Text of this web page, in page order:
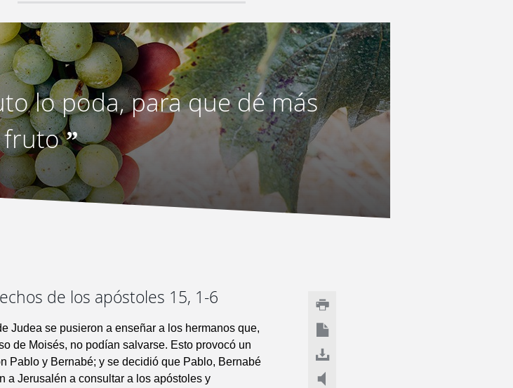
lo poda, para que dé más
fruto”
de los apóstoles 15, 1-6
Judea se pusieron a enseñar a los hermanos que,
de Moisés, no podían salvarse. Esto provocó un
Pablo y Bernabé; y se decidió que Pablo, Bernabé
a Jerusalén a consultar a los apóstoles y